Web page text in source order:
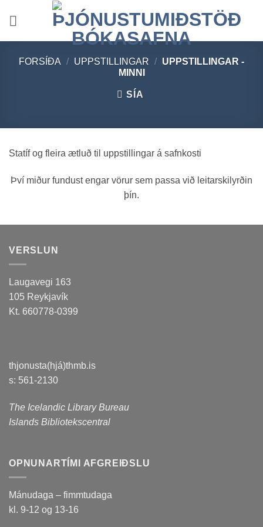
FORSÍÐA / UPPSTILLINGAR /
UPPSTILLINGAR -
MINNI
SÍA
Statíf og fleira ætluð til uppstillingar á safnkosti
Því miður fundust engar vörur sem passa við leitarskilyrðin
þín.
VERSLUN
Laugavegi 163
105 Reykjavík
Kt. 660778-0399
thjonusta(hjá)thmb.is
s: 561-2130
The Icelandic Library Bureau
Islands Bibliotekscentral
OPNUNARTÍMI AFGREIÐSLU
Mánudaga – fimmtudaga
kl. 9-12 og 13-16